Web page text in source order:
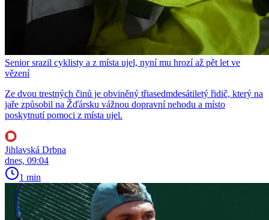
Senior srazil cyklisty a z místa ujel, nyní mu hrozí až pět let ve
vězení
Ze dvou trestných činů je obviněný třiasedmdesátiletý řidič, který na
jaře způsobil na Žďársku vážnou dopravní nehodu a místo
poskytnutí pomoci z místa ujel.
Jihlavská Drbna
dnes, 09:04
1 min